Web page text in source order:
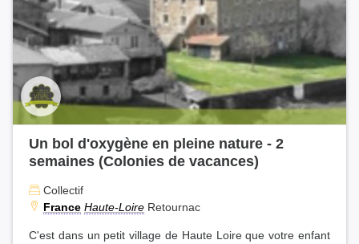
Un bol d'oxygène en pleine nature - 2
semaines (Colonies de vacances)
Collectif
France Haute-Loire Retournac
C'est dans un petit village de Haute Loire que votre enfant